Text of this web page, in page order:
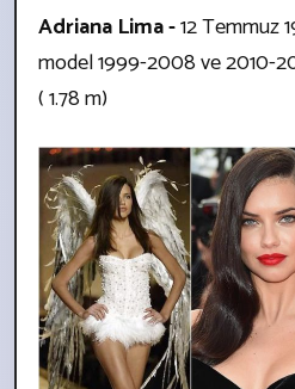
Adriana Lima -12 Temmuz
model1999-2008 ve 2010-
( 1.78 m)